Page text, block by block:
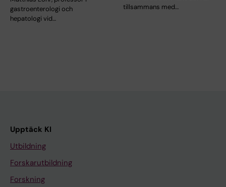
gastroenterologi och
hepatologi vid…
tillsammans med…
Upptäck KI
Utbildning
Forskarutbildning
Forskning